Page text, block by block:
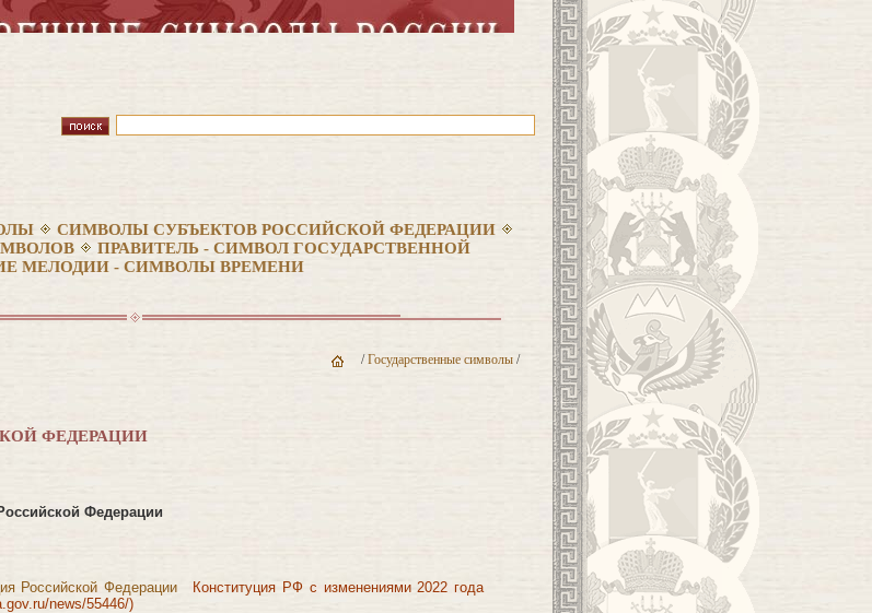
СИМВОЛЫ СУБЪЕКТОВ РОССИЙСКОЙ ФЕДЕРАЦИИ
ПРАВИТЕЛЬ - СИМВОЛ ГОСУДАРСТВЕННОЙ
МЕЛОДИИ - СИМВОЛЫ ВРЕМЕНИ
/Государственные символы /
ФЕДЕРАЦИИ
Федерации
Российской Федерации
Конституция РФ с изменениями 2022 года
news/55446/)